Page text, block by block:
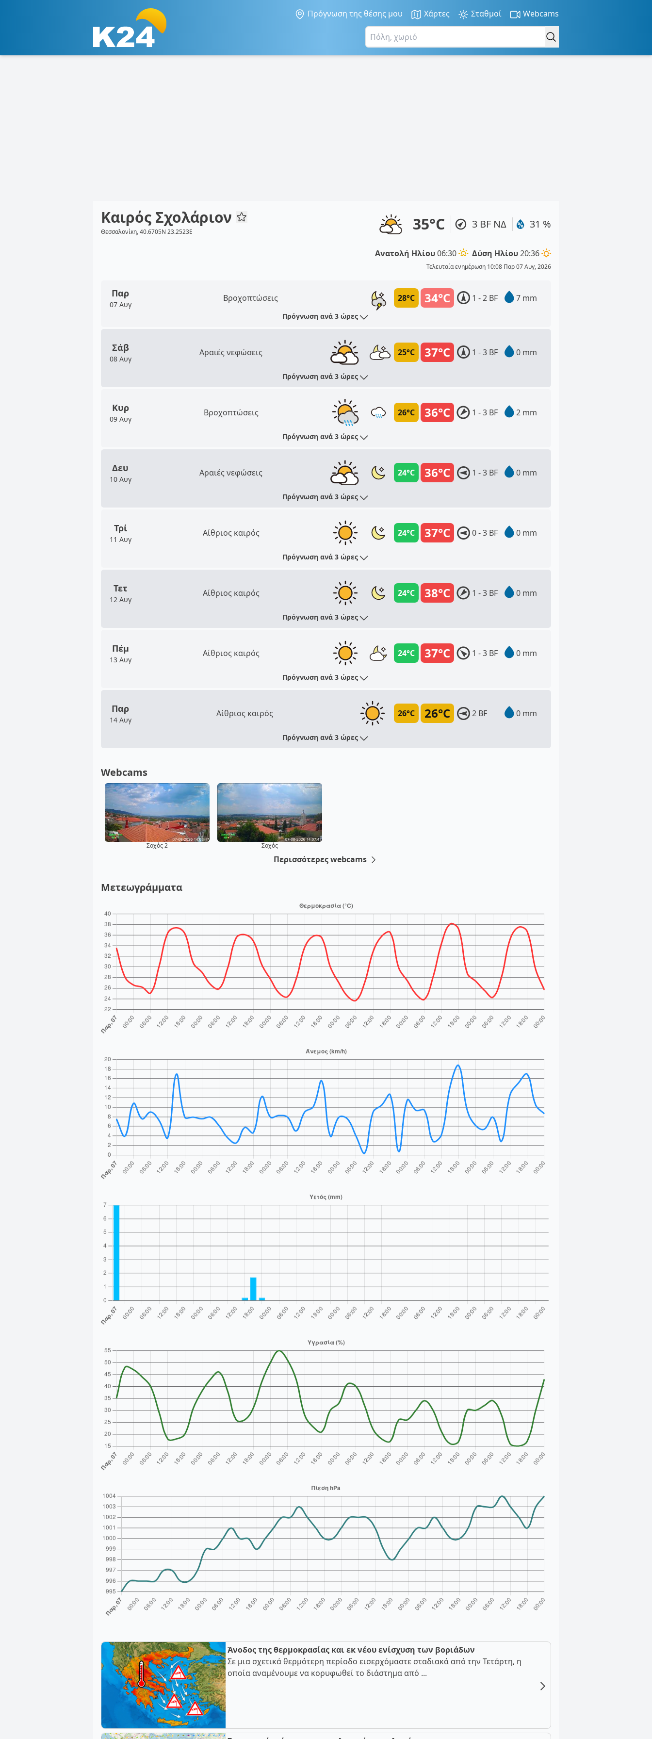
Πρόγνωση της θέσης μου Χάρτες Σταθμοί Webcams
Καιρός Σχολάριον
Θεσσαλονίκη, 40.6705N 23.2523E 35°C 3 BF ΝΔ 31 %
Ανατολή Ηλίου06:30 Δύση Ηλίου20:36
Τελευταία ενημέρωση 10:08 Παρ 07 Αυγ, 2026
Παρ
07 Αυγ
Βροχοπτώσεις 34°C
28°C 1 - 2 BF 7 mm
Πρόγνωση ανά 3 ώρες
Σάβ
08 Αυγ
Αραιές νεφώσεις 37°C
25°C 1 - 3 BF 0 mm
Πρόγνωση ανά 3 ώρες
Κυρ
09 Αυγ
Βροχοπτώσεις 36°C
26°C 1 - 3 BF 2 mm
Πρόγνωση ανά 3 ώρες
Δευ
10 Αυγ
Αραιές νεφώσεις 36°C
24°C 1 - 3 BF 0 mm
Πρόγνωση ανά 3 ώρες
Τρί
11 Αυγ
Αίθριος καιρός 37°C
24°C 0 - 3 BF 0 mm
Πρόγνωση ανά 3 ώρες
Τετ
12 Αυγ
Αίθριος καιρός 38°C
24°C 1 - 3 BF 0 mm
Πρόγνωση ανά 3 ώρες
Πέμ
13 Αυγ
Αίθριος καιρός 37°C
24°C 1 - 3 BF 0 mm
Πρόγνωση ανά 3 ώρες
Παρ
14 Αυγ
Αίθριος καιρός 26°C
26°C 2 BF 0 mm
Πρόγνωση ανά 3 ώρες
Webcams
Σοχός 2 Σοχός
Περισσότερες webcams
Μετεωγράμματα
Άνοδος της θερμοκρασίας και εκ νέου ενίσχυση των βοριάδων
Σε μια σχετικά θερμότερη περίοδο εισερχόμαστε σταδιακά από την Τετάρτη, η
οποία αναμένουμε να κορυφωθεί το διάστημα από ...